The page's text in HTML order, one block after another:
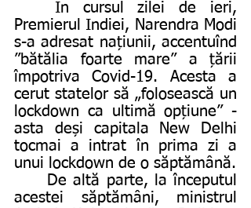
Premierul Indiei, Narendra Modi
s-a adresat națiunii, accentuînd
”bătălia foarte mare” a țării
împotriva Covid-19. Acesta a
cerut statelor să „folosească un
lockdown ca ultimă opțiune” -
asta deși capitala New Delhi
tocmai a intrat în prima zi a
unui lockdown de o săptămână.
acestei săptămâni, ministrul